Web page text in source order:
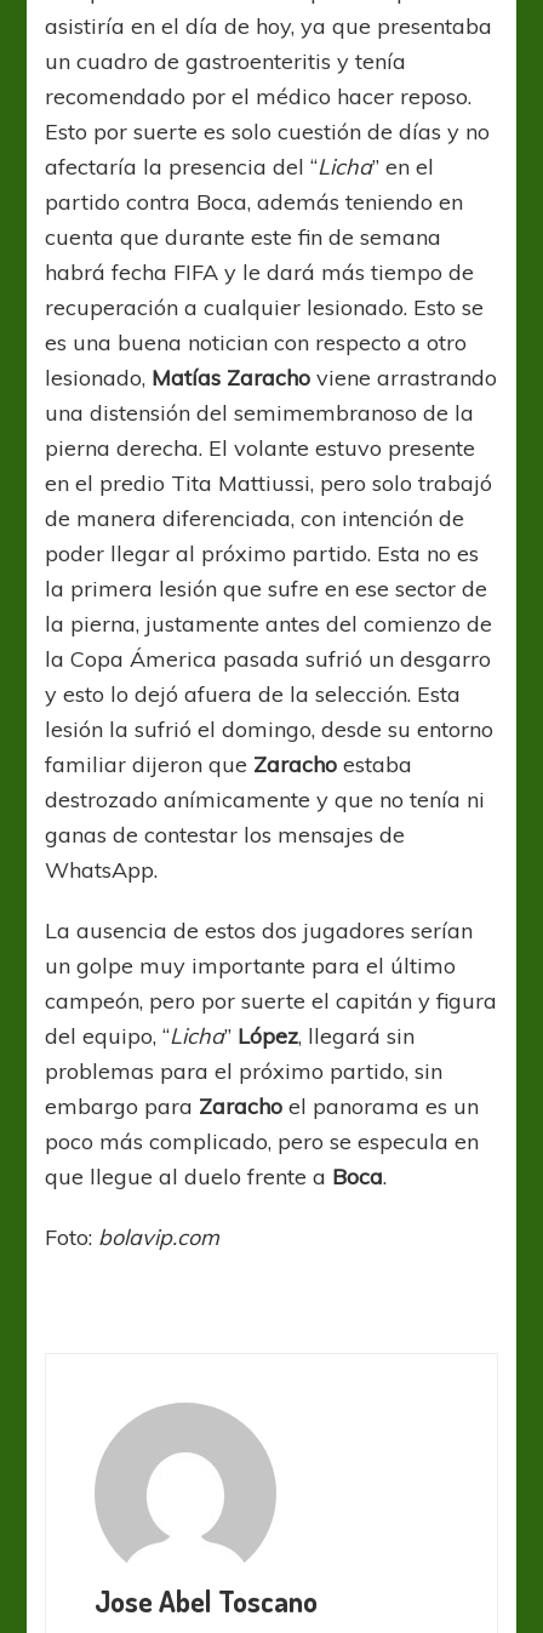
asistiría en el día de hoy, ya que presentaba
un cuadro de gastroenteritis y tenía
recomendado por el médico hacer reposo.
Esto por suerte es solo cuestión de días y no
afectaría la presencia del “Licha” en el
partido contra Boca, además teniendo en
cuenta que durante este fin de semana
habrá fecha FIFA y le dará más tiempo de
recuperación a cualquier lesionado. Esto se
es una buena notician con respecto a otro
lesionado, Matías Zaracho viene arrastrando
una distensión del semimembranoso de la
pierna derecha. El volante estuvo presente
en el predio Tita Mattiussi, pero solo trabajó
de manera diferenciada, con intención de
poder llegar al próximo partido. Esta no es
la primera lesión que sufre en ese sector de
la pierna, justamente antes del comienzo de
la Copa Ámerica pasada sufrió un desgarro
y esto lo dejó afuera de la selección. Esta
lesión la sufrió el domingo, desde su entorno
familiar dijeron que Zarachoestaba
destrozado anímicamente y que no tenía ni
ganas de contestar los mensajes de
WhatsApp.
La ausencia de estos dos jugadores serían
un golpe muy importante para el último
campeón, pero por suerte el capitán y figura
del equipo, “Licha” López, llegará sin
problemas para el próximo partido, sin
embargo para Zarachoel panorama es un
poco más complicado, pero se especula en
que llegue al duelo frente a Boca.
Foto: bolavip.com
Jose Abel Toscano